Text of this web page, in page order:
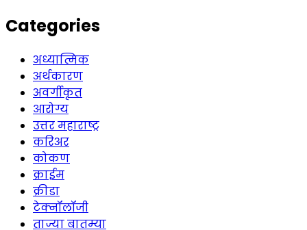
Categories
अध्यात्मिक
अर्थकारण
अवर्गीकृत
आरोग्य
उत्तर महाराष्ट्र
करिअर
कोकण
क्राईम
क्रीडा
टेक्नॉलॉजी
ताज्या बातम्या